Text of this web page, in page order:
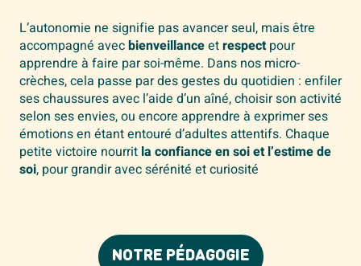
L’autonomie ne signifie pas avancer seul, mais être
accompagné avecbienveillanceetrespectpour
apprendre à faire par soi-même. Dans nos micro-
crèches, cela passe par des gestes du quotidien : enfiler
ses chaussures avec l’aide d’un aîné, choisir son activité
selon ses envies, ou encore apprendre à exprimer ses
émotions en étant entouré d’adultes attentifs. Chaque
petite victoire nourrit la confiance en soi et l’estime de
soi, pour grandir avec sérénité et curiosité
NOTRE PÉDAGOGIE